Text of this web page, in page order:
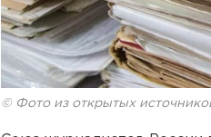
© Фото из открытых